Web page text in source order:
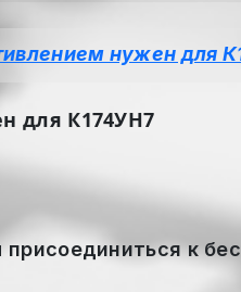
нужен для
для К174УН7
присоединиться к